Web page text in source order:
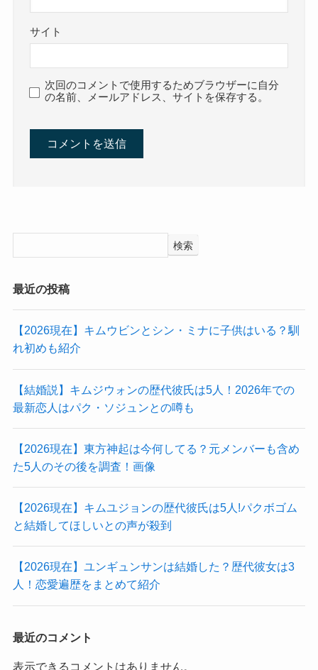
サイト
次回のコメントで使用するためブラウザーに自分
の名前、メールアドレス、サイトを保存する。
検索
最近の投稿
【2026現在】キムウビンとシン・ミナに子供はいる？馴
れ初めも紹介
【結婚説】キムジウォンの歴代彼氏は5人！2026年での
最新恋人はパク・ソジュンとの噂も
【2026現在】東方神起は今何してる？元メンバーも含め
た5人のその後を調査！画像
【2026現在】キムユジョンの歴代彼氏は5人!パクボゴム
と結婚してほしいとの声が殺到
【2026現在】ユンギュンサンは結婚した？歴代彼女は3
人！恋愛遍歴をまとめて紹介
最近のコメント
表示できるコメントはありません。